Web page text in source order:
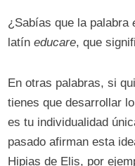
¿Sabías que la palabra
latíneducare, que
En otras palabras, si
tienes que desarrollar
es tu individualidad
pasado afirman esta
Hipias de Elis, por